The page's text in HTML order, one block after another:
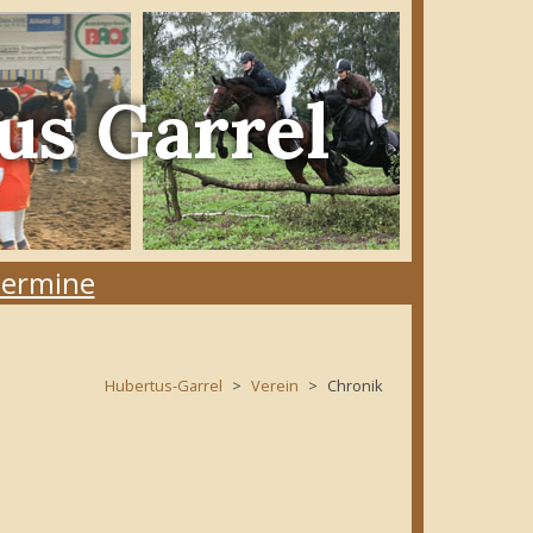
Garrel
Hubertus-Garrel Verein Chronik